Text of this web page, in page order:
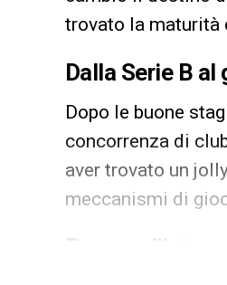
trovato la maturità
Dalla Serie B
Dopo le buone
concorrenza di
aver trovato un
meccanismi di
Bonny e